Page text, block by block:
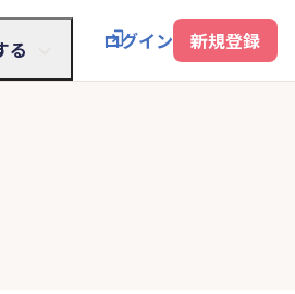
る ログイン 新規登録